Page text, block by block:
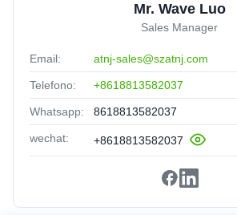
Mr. Wave Luo
Sales Manager
Email: atnj-sales@szatnj.com
Telefono: +8618813582037
Whatsapp: 8618813582037
wechat: +8618813582037